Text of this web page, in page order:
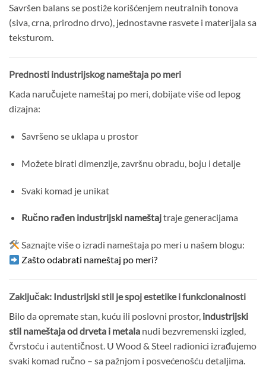
Savršen balans se postiže korišćenjem neutralnih tonova
(siva, crna, prirodno drvo), jednostavne rasvete i materijala sa
teksturom.
Prednosti industrijskog nameštaja po meri
Kada naručujete nameštaj po meri, dobijate više od lepog
dizajna:
Savršeno se uklapa u prostor
Možete birati dimenzije, završnu obradu, boju i detalje
Svaki komad je unikat
Ručno rađen industrijski nameštajtraje generacijama
Saznajte više o izradi nameštaja po meri u našem blogu:
Zašto odabrati nameštaj po meri?
Zaključak: Industrijski stil je spoj estetike i funkcionalnosti
Bilo da opremate stan, kuću ili poslovni prostor, industrijski
stil nameštaja od drveta i metala nudi bezvremenski izgled,
čvrstoću i autentičnost. U Wood & Steel radionici izrađujemo
svaki komad ručno – sa pažnjom i posvećenošću detaljima.